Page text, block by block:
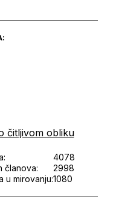
čitljivom obliku
4078
članova:
2998
u mirovanju:1080